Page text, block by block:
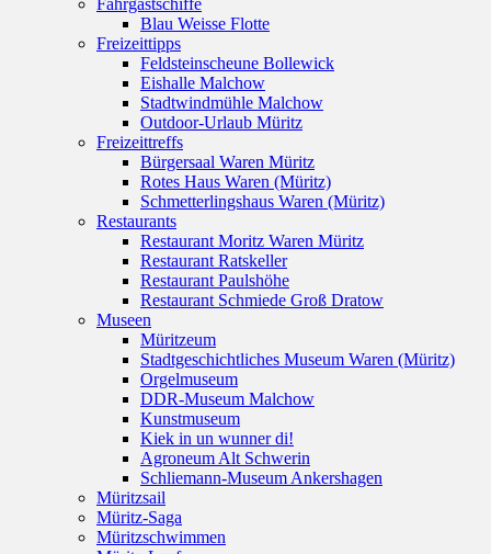
Fahrgastschiffe
Blau Weisse Flotte
Freizeittipps
Feldsteinscheune Bollewick
Eishalle Malchow
Stadtwindmühle Malchow
Outdoor-Urlaub Müritz
Freizeittreffs
Bürgersaal Waren Müritz
Rotes Haus Waren (Müritz)
Schmetterlingshaus Waren (Müritz)
Restaurants
Restaurant Moritz Waren Müritz
Restaurant Ratskeller
Restaurant Paulshöhe
Restaurant Schmiede Groß Dratow
Museen
Müritzeum
Stadtgeschichtliches Museum Waren (Müritz)
Orgelmuseum
DDR-Museum Malchow
Kunstmuseum
Kiek in un wunner di!
Agroneum Alt Schwerin
Schliemann-Museum Ankershagen
Müritzsail
Müritz-Saga
Müritzschwimmen